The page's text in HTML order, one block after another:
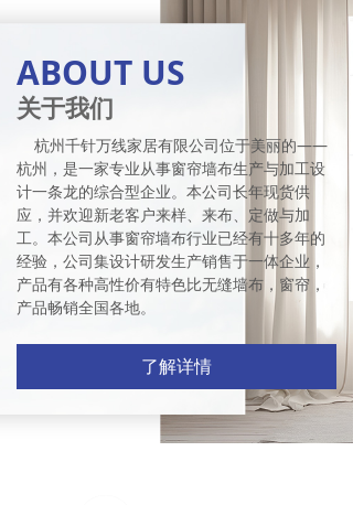
ABOUT US
关于我们
杭州千针万线家居有限公司位于美丽的——
杭州，是一家专业从事窗帘墙布生产与加工设
计一条龙的综合型企业。本公司长年现货供
应，并欢迎新老客户来样、来布、定做与加
工。本公司从事窗帘墙布行业已经有十多年的
经验，公司集设计研发生产销售于一体企业，
产品有各种高性价有特色比无缝墙布，窗帘，
产品畅销全国各地。
了解详情